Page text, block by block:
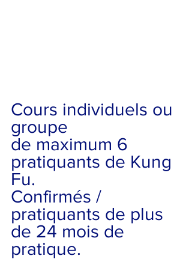
Cours individuels ou
groupe
de maximum 6
pratiquants de Kung
Fu.
Confirmés /
pratiquants de plus
de 24 mois de
pratique.